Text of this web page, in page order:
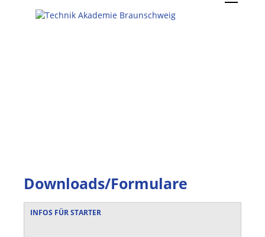
Downloads/Formulare
INFOS FÜR STARTER